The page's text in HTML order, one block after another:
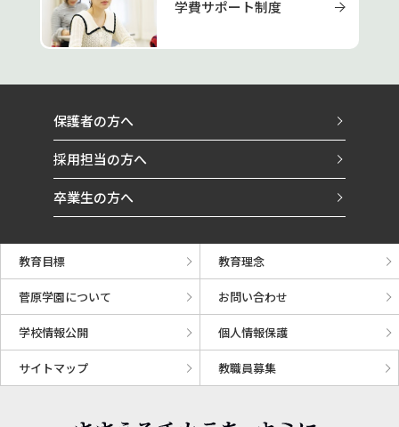
学費サポート制度
保護者の方へ
採用担当の方へ
卒業生の方へ
教育目標 教育理念
菅原学園について お問い合わせ
学校情報公開 個人情報保護
サイトマップ 教職員募集